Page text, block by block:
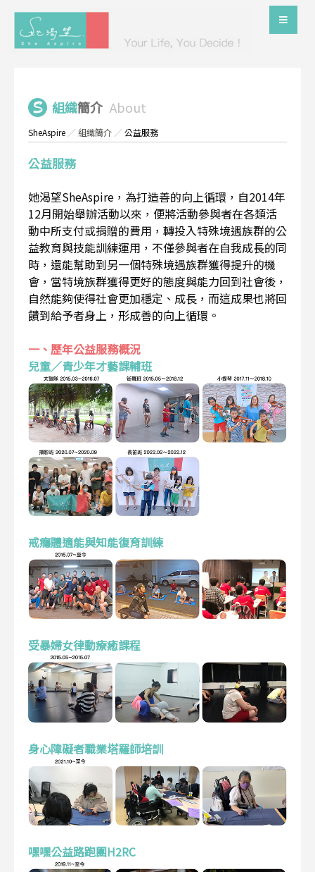
組織簡介 About
SheAspire ／組織簡介 ／公益服務
公益服務
她渴望SheAspire，為打造善的向上循環，自2014年
12月開始舉辦活動以來，便將活動參與者在各類活
動中所支付或捐贈的費用，轉投入特殊境遇族群的公
益教育與技能訓練運用，不僅參與者在自我成長的同
時，還能幫助到另一個特殊境遇族群獲得提升的機
會，當特境族群獲得更好的態度與能力回到社會後，
自然能夠使得社會更加穩定、成長，而這成果也將回
饋到給予者身上，形成善的向上循環。
一、歷年公益服務概況
兒童／青少年才藝課輔班
戒癮體適能與知能復育訓練
受暴婦女律動療癒課程
身心障礙者職業塔羅師培訓
嘿嘿公益路跑團H2RC